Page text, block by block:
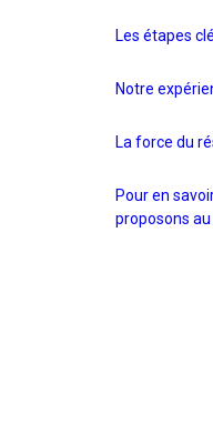
Les étapes
Notre
La force du
Pour en
proposons